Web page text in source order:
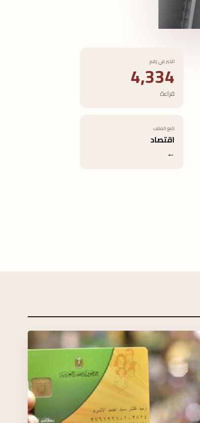
الخبر في رقم
4,334
قراءة
تابع الملف
اقتصاد
←